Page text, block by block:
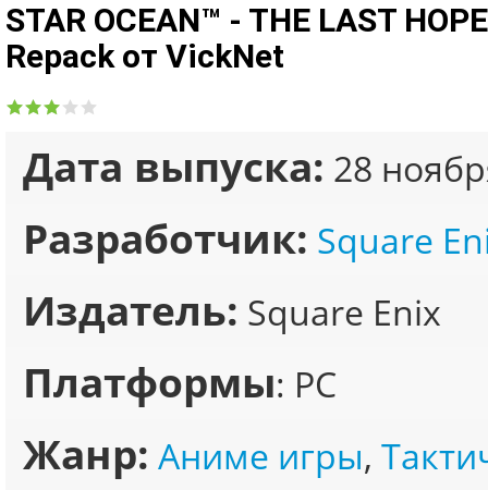
STAR OCEAN™ - THE LAST
Repack от VickNet
Дата выпуска: 28
Разработчик: Square
Издатель: Square Enix
Платформы: PC
Жанр: Аниме игры,